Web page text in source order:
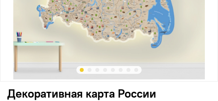
Декоративная карта России